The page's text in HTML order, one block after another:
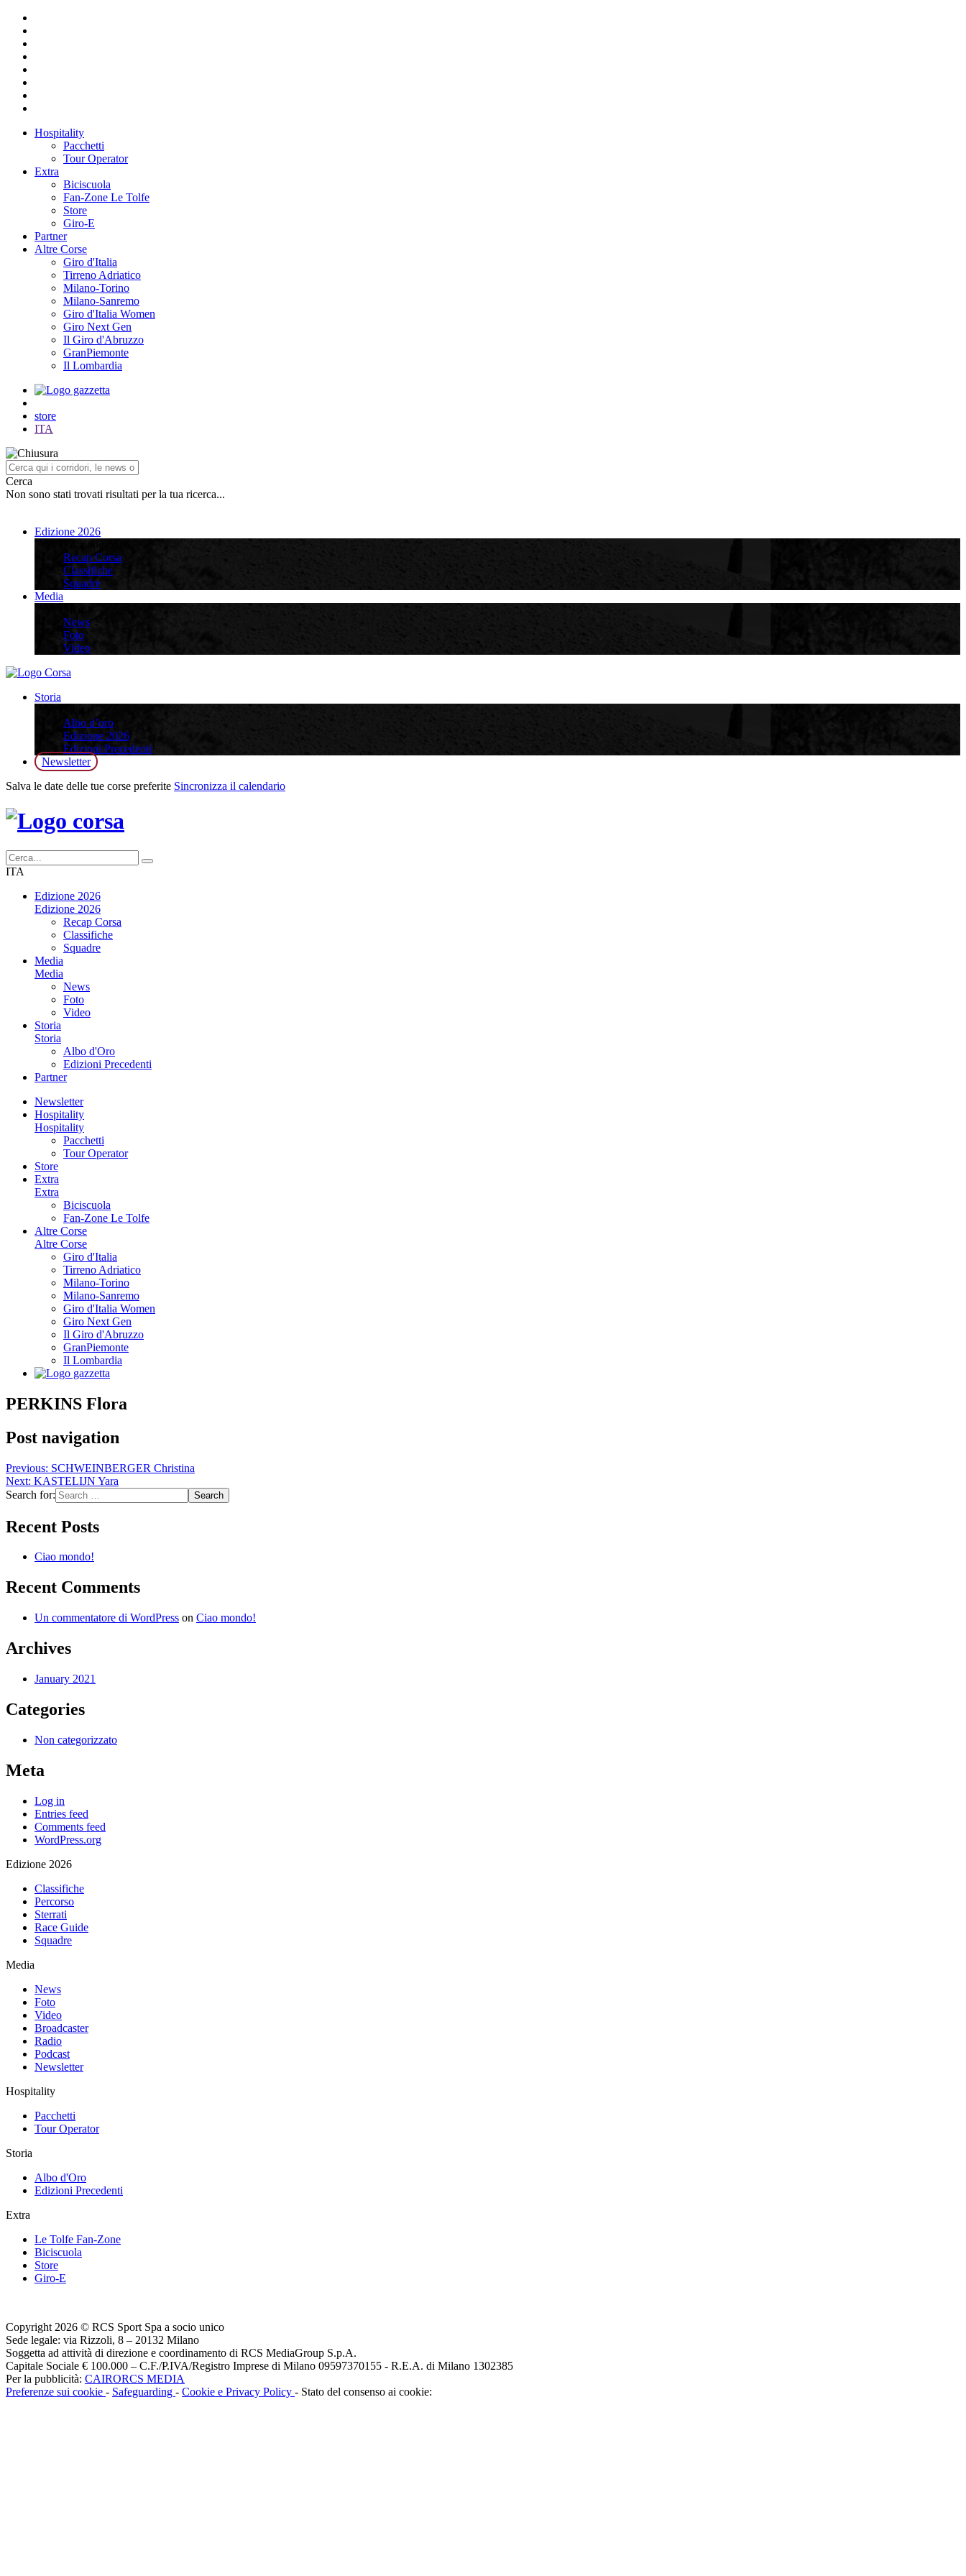
Hospitality
Pacchetti
Tour Operator
Extra
Biciscuola
Fan-Zone Le Tolfe
Store
Giro-E
Partner
Altre Corse
Giro d'Italia
Tirreno Adriatico
Milano-Torino
Milano-Sanremo
Giro d'Italia Women
Giro Next Gen
Il Giro d'Abruzzo
GranPiemonte
Il Lombardia
store
ITA
Cerca
Non sono stati trovati risultati per la tua ricerca...
Edizione 2026
Recap Corsa
Classifiche
Squadre
Media
News
Foto
Video
Storia
Albo d’oro
Edizione 2026
Edizioni Precedenti
Newsletter
Salva le date delle tue corse preferite Sincronizza il calendario
ITA
Edizione 2026
Edizione 2026
Recap Corsa
Classifiche
Squadre
Media
Media
News
Foto
Video
Storia
Storia
Albo d'Oro
Edizioni Precedenti
Partner
Newsletter
Hospitality
Hospitality
Pacchetti
Tour Operator
Store
Extra
Extra
Biciscuola
Fan-Zone Le Tolfe
Altre Corse
Altre Corse
Giro d'Italia
Tirreno Adriatico
Milano-Torino
Milano-Sanremo
Giro d'Italia Women
Giro Next Gen
Il Giro d'Abruzzo
GranPiemonte
Il Lombardia
PERKINS Flora
Post navigation
Previous: SCHWEINBERGER Christina
Next: KASTELIJN Yara
Search for:
Recent Posts
Ciao mondo!
Recent Comments
Un commentatore di WordPress on Ciao mondo!
Archives
January 2021
Categories
Non categorizzato
Meta
Log in
Entries feed
Comments feed
WordPress.org
Edizione 2026
Classifiche
Percorso
Sterrati
Race Guide
Squadre
Media
News
Foto
Video
Broadcaster
Radio
Podcast
Newsletter
Hospitality
Pacchetti
Tour Operator
Storia
Albo d'Oro
Edizioni Precedenti
Extra
Le Tolfe Fan-Zone
Biciscuola
Store
Giro-E
Copyright 2026 © RCS Sport Spa a socio unico
Sede legale: via Rizzoli, 8 – 20132 Milano
Soggetta ad attività di direzione e coordinamento di RCS MediaGroup S.p.A.
Capitale Sociale € 100.000 – C.F./P.IVA/Registro Imprese di Milano 09597370155 - R.E.A. di Milano 1302385
Per la pubblicità: CAIRORCS MEDIA
Preferenze sui cookie - Safeguarding - Cookie e Privacy Policy - Stato del consenso ai cookie: